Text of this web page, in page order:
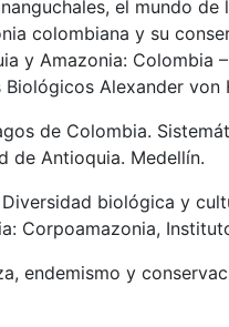
el mundo
colombiana y su
y Amazonia: Colombia
Alexander von
de Colombia.
de Antioquia. Medellín.
Diversidad biológica y
Corpoamazonia,
endemismo y